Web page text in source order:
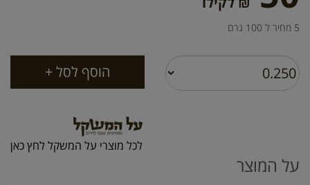
5 מחיר ל 100 גרם
לכל מוצרי על המשקל לחץ כאן
על המוצר